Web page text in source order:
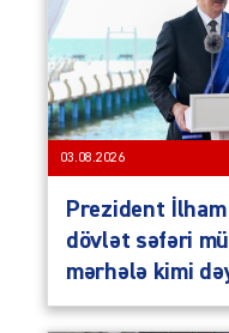
03.08.2026
Prezident İlham
dövlət səfəri
mərhələ kimi